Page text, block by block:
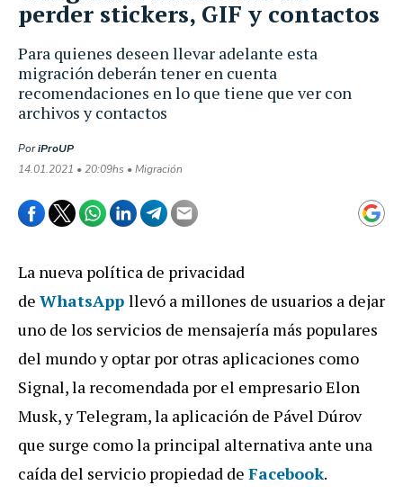
Para quienes deseen llevar adelante esta
migración deberán tener en cuenta
recomendaciones en lo que tiene que ver con
archivos y contactos
PoriProUP
14.01.2021 • 20:09hs • Migración
perder stickers, GIF y contactos
La nueva política de privacidad
de WhatsApp llevó a millones de usuarios a dejar
uno de los servicios de mensajería más populares
del mundo y optar por otras aplicaciones como
Signal, la recomendada por el empresario Elon
Musk, y Telegram, la aplicación de Pável Dúrov
que surge como la principal alternativa ante una
caída del servicio propiedad de Facebook.